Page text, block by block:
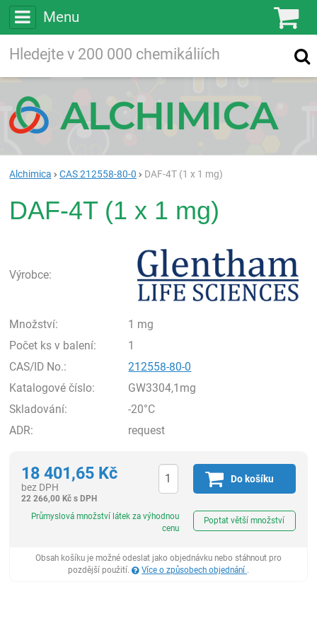
Menu
Vyhledávání
Alchimica CAS 212558-80-0 DAF-4T (1 x 1 mg)
DAF-4T (1 x 1 mg)
Výrobce:
Množství:
1 mg
Počet ks v balení:
1
CAS/ID No.:
212558-80-0
Katalogové číslo:
GW3304,1mg
Skladování:
-20°C
ADR:
request
18 401,65 Kč
bez DPH
22 266,00Kč s DPH
Do košíku
Průmyslová množství látek za výhodnou
cenu
Poptat větší množství
Obsah košíku je možné odeslat jako objednávku nebo stáhnout pro
pozdější použití.
Více o způsobech objednání .